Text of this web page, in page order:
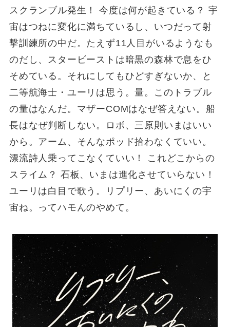
スクランブル発生！ 今度は何が起きている？ 宇
宙はつねに変化に満ちているし、いつだって射
撃訓練所の中だ。たえず11人目がいるようなも
のだし、スタービーストは暗黒の森林で息をひ
そめている。それにしてもひどすぎないか、と
二等航海士・ユーリは思う。量。このトラブル
の量はなんだ。マザーCOMはなぜ答えない。船
長はなぜ判断しない。ロボ、三原則いまはいい
から。アーム、そんなポッド拾わなくていい。
漂流詩人乗ってこなくていい！ これどこからの
スライム？ 石板、いまは進化させていらない！
ユーリは白目で歌う。リプリー、あいにくの宇
宙ね。ってハモんのやめて。